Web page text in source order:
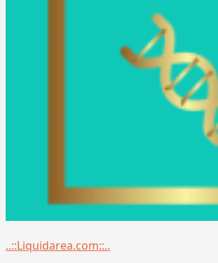
Menu
..::Liquidarea.com::..